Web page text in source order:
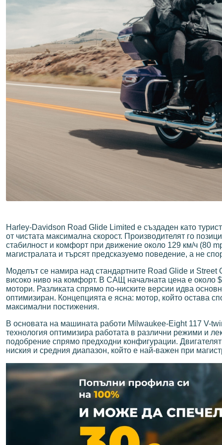
Harley-Davidson Road Glide Limited е създаден като
от чистата максимална скорост. Производителят го
стабилност и комфорт при движение около 129 км/ч (80
магистралата и търсят предсказуемо поведение, а не
Моделът се намира над стандартните Road Glide и Street
високо ниво на комфорт. В САЩ началната цена е около
мотори. Разликата спрямо по-ниските версии идва
оптимизиран. Концепцията е ясна: мотор, който остава
максимални постижения.
В основата на машината работи Milwaukee-Eight 117 V-
технология оптимизира работата в различни режими и
подобрение спрямо предходни конфигурации.
ниския и средния диапазон, който е най-важен при